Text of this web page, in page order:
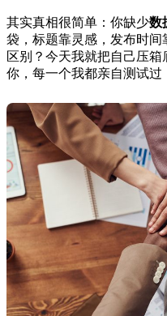
其实真相很简单：你缺少数
袋，标题靠灵感，发布时
区别？今天我就把自己压箱
你，每一个我都亲自测试过